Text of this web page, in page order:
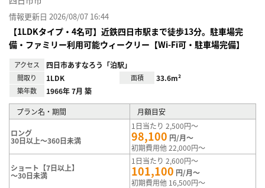
情報更新日 2026/08/07 16:44
【1LDKタイプ・4名可】近鉄四日市駅まで徒歩13分。駐車場完
備・ファミリー利用可能ウィークリー【Wi-Fi可・駐車場完備】
アクセス 四日市あすなろう「泊駅」
間取り 1LDK 面積 33.6m²
築年数 1966年 7月 築
プラン名・期間 月額目安
ロング
30日以上～360日未満
1日当たり 2,500円～
98,100 円/月～
初期費用他 22,000円～
ショート【7日以上】
～30日未満
1日当たり 2,600円～
101,100 円/月～
初期費用他 16,500円～